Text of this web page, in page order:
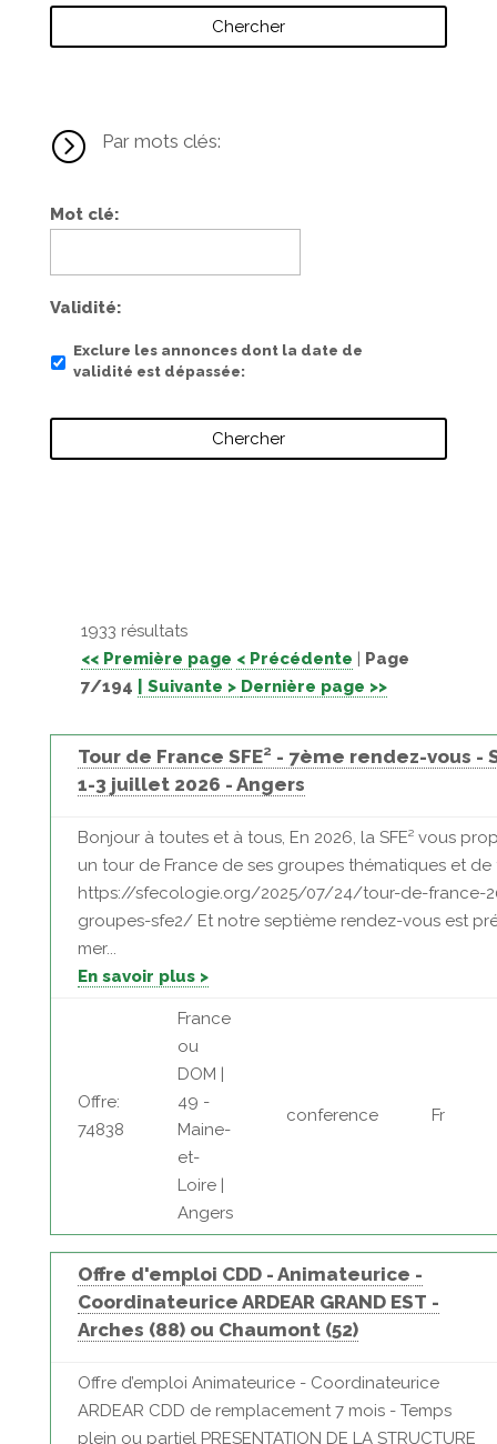
= Par mots clés:
Mot clé
Validité
Exclure les annonces dont la date de
validité est dépassée
1933 résultats
<< Première page < Précédente | Page
7/194
| Suivante > Dernière page >>
Tour de France SFE² - 7ème rendez-vous -
1-3 juillet 2026 - Angers
Bonjour à toutes et à tous, En 2026, la SFE² vous
un tour de France de ses groupes thématiques et de
https://sfecologie.org/2025/07/24/tour-de-france-
groupes-sfe2/ Et notre septième rendez-vous est
mer...
En savoir plus >
Offre:
74838
France
ou
DOM |
49 -
Maine-
et-
Loire |
Angers
conference Fr
Offre d'emploi CDD - Animateurice -
Coordinateurice ARDEAR GRAND EST -
Arches (88) ou Chaumont (52)
Offre d’emploi Animateurice - Coordinateurice
ARDEAR CDD de remplacement 7 mois - Temps
plein ou partiel PRESENTATION DE LA STRUCTURE